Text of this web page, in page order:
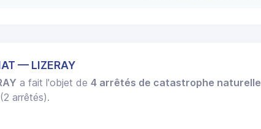
— LIZERAY
a fait l'objet de4 arrêtés de catastrophe naturelle
(2 arrêtés).